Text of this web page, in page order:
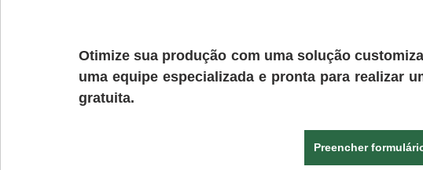
Otimize sua produção com uma solução
uma equipe especializada e pronta para realizar
gratuita.
Preencher